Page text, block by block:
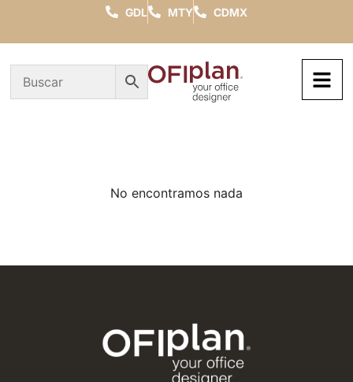
GDL MTY CDMX
No encontramos nada